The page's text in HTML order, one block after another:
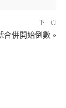
下一頁
合併開始倒數 »